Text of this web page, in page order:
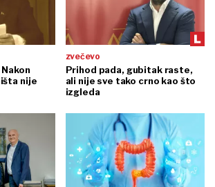
nije
zvečevo
Prihod pada, gubitak raste,
ali nije sve tako crno kao što
izgleda